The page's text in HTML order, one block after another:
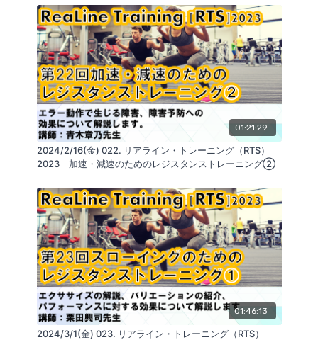
■Kokokara.online運営する会社：
ReaLine Seminarshttps://seminar.realine.org/
株式会社GLABhttps://glab.shop/
SNShttps://linktr.ee/GLABInc
リアライン・イノベーション研究会
https://realine.org/
01:21:29
2024/2/16(金) 022. リアライン・トレーニング（RTS）
2023 加速・減速のためのレジスタンストレーニング②
01:46:13
2024/3/1(金) 023. リアライン・トレーニング（RTS）